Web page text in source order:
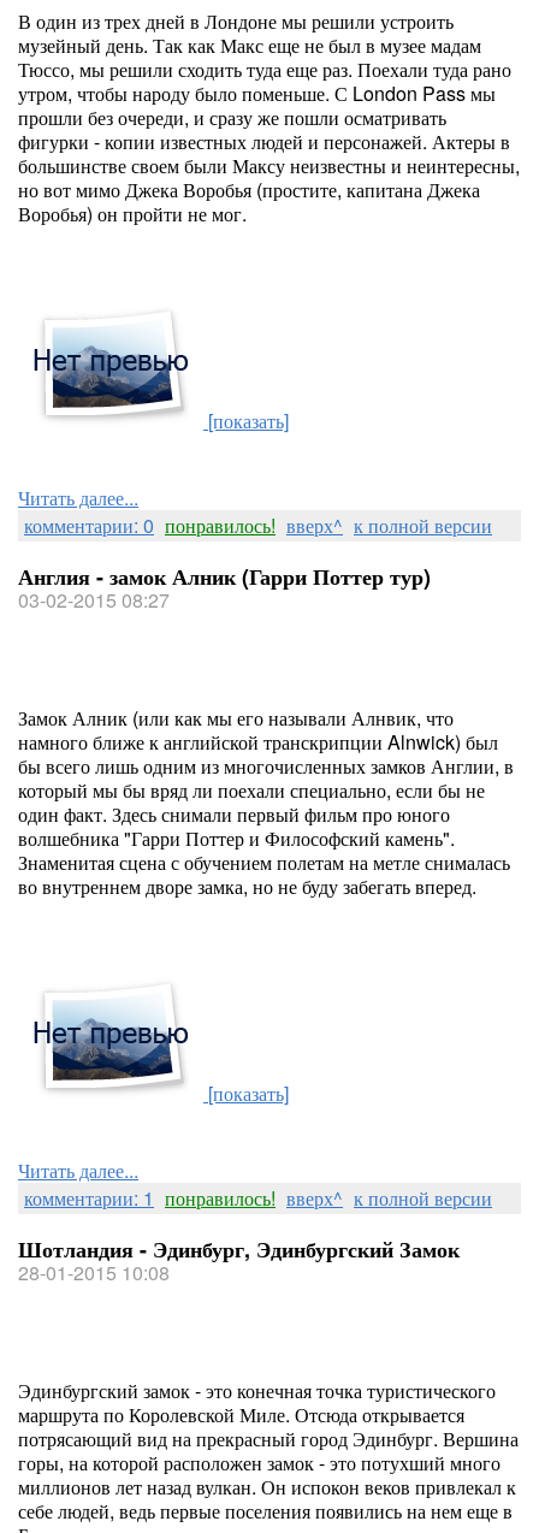
В один из трех дней в Лондоне мы решили устроить
музейный день. Так как Макс еще не был в музее мадам
Тюссо, мы решили сходить туда еще раз. Поехали туда рано
утром, чтобы народу было поменьше. С London Pass мы
прошли без очереди, и сразу же пошли осматривать
фигурки - копии известных людей и персонажей. Актеры в
большинстве своем были Максу неизвестны и неинтересны,
но вот мимо Джека Воробья (простите, капитана Джека
Воробья) он пройти не мог.
[показать]
Читать далее...
комментарии: 0 понравилось! вверх^ к полной версии
Англия - замок Алник (Гарри Поттер тур)
03-02-2015 08:27
Замок Алник (или как мы его называли Алнвик, что
намного ближе к английской транскрипции Alnwick) был
бы всего лишь одним из многочисленных замков Англии, в
который мы бы вряд ли поехали специально, если бы не
один факт. Здесь снимали первый фильм про юного
волшебника "Гарри Поттер и Философский камень".
Знаменитая сцена с обучением полетам на метле снималась
во внутреннем дворе замка, но не буду забегать вперед.
[показать]
Читать далее...
комментарии: 1 понравилось! вверх^ к полной версии
Шотландия - Эдинбург, Эдинбургский Замок
28-01-2015 10:08
Эдинбургский замок - это конечная точка туристического
маршрута по Королевской Миле. Отсюда открывается
потрясающий вид на прекрасный город Эдинбург. Вершина
горы, на которой расположен замок - это потухший много
миллионов лет назад вулкан. Он испокон веков привлекал к
себе людей, ведь первые поселения появились на нем еще в